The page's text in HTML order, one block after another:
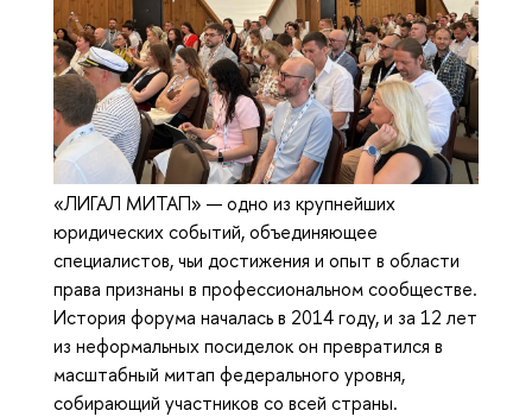
«ЛИГАЛ МИТАП» — одно из крупнейших
юридических событий, объединяющее
специалистов, чьи достижения и опыт в области
права признаны в профессиональном сообществе.
История форума началась в 2014 году, и за 12 лет
из неформальных посиделок он превратился в
масштабный митап федерального уровня,
собирающий участников со всей страны.